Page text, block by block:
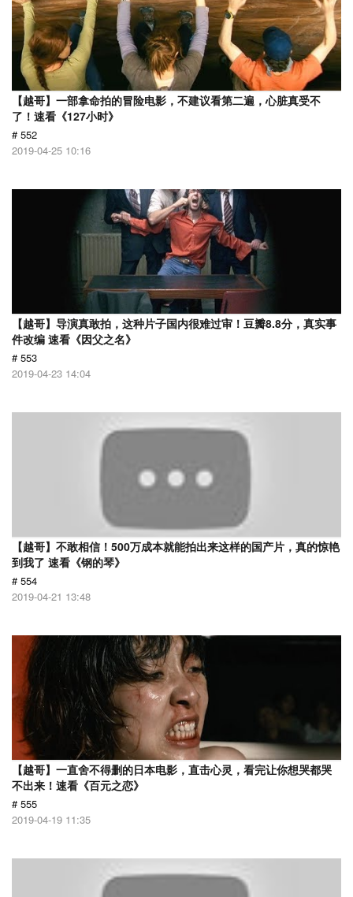
【越哥】一部拿命拍的冒险电影，不建议看第二遍，心脏真受不
了！速看《127小时》
# 552
2019-04-25 10:16
【越哥】导演真敢拍，这种片子国内很难过审！豆瓣8.8分，真实事
件改编 速看《因父之名》
# 553
2019-04-23 14:04
【越哥】不敢相信！500万成本就能拍出来这样的国产片，真的惊艳
到我了 速看《钢的琴》
# 554
2019-04-21 13:48
【越哥】一直舍不得删的日本电影，直击心灵，看完让你想哭都哭
不出来！速看《百元之恋》
# 555
2019-04-19 11:35